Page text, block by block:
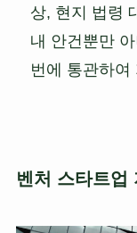
상, 현지 법령
내 안건뿐만
번에 통관하여
벤처 스타트업